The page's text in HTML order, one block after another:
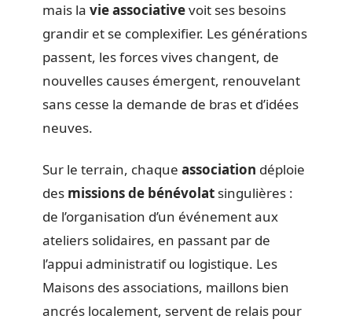
mais la vie associativevoit ses besoins
grandir et se complexifier. Les générations
passent, les forces vives changent, de
nouvelles causes émergent, renouvelant
sans cesse la demande de bras et d’idées
neuves.
Sur le terrain, chaque association déploie
des missions de bénévolat singulières :
de l’organisation d’un événement aux
ateliers solidaires, en passant par de
l’appui administratif ou logistique. Les
Maisons des associations, maillons bien
ancrés localement, servent de relais pour